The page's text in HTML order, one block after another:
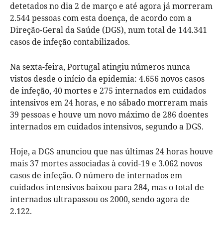
detetados no dia 2 de março e até agora já morreram
2.544 pessoas com esta doença, de acordo com a
Direção-Geral da Saúde (DGS), num total de 144.341
casos de infeção contabilizados.
Na sexta-feira, Portugal atingiu números nunca
vistos desde o início da epidemia: 4.656 novos casos
de infeção, 40 mortes e 275 internados em cuidados
intensivos em 24 horas, e no sábado morreram mais
39 pessoas e houve um novo máximo de 286 doentes
internados em cuidados intensivos, segundo a DGS.
Hoje, a DGS anunciou que nas últimas 24 horas houve
mais 37 mortes associadas à covid-19 e 3.062 novos
casos de infeção. O número de internados em
cuidados intensivos baixou para 284, mas o total de
internados ultrapassou os 2000, sendo agora de
2.122.